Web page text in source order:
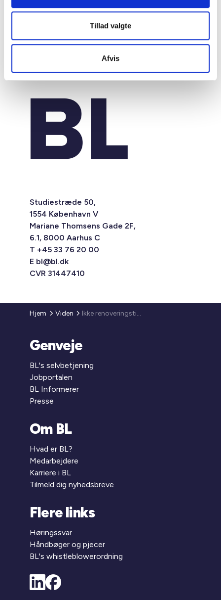
Tillad valgte
Afvis
Studiestræde 50,
1554 København V
Mariane Thomsens Gade 2F,
6.1, 8000 Aarhus C
T +45 33 76 20 00
E bl@bl.dk
CVR 31447410
Hjem Viden Ikke renoveringstilskud til arbejder udført som kollektiv råderet
Genveje
BL's selvbetjening
Jobportalen
BL Informerer
Presse
Om BL
Hvad er BL?
Medarbejdere
Karriere i BL
Tilmeld dig nyhedsbreve
Flere links
Høringssvar
Håndbøger og pjecer
BL's whistleblowerordning